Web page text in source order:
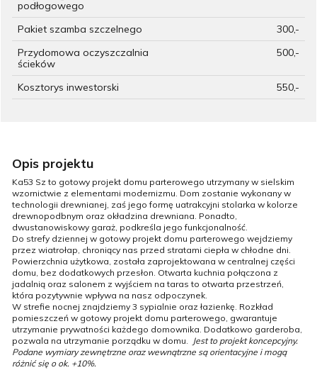
podłogowego
Pakiet szamba szczelnego
300,-
Przydomowa oczyszczalnia
ścieków
500,-
Kosztorys inwestorski 550,-
Opis projektu
Ka53 Sz to gotowy projekt domu parterowego utrzymany w sielskim
wzornictwie z elementami modernizmu. Dom zostanie wykonany w
technologii drewnianej, zaś jego formę uatrakcyjni stolarka w kolorze
drewnopodbnym oraz okładzina drewniana. Ponadto,
dwustanowiskowy garaż, podkreśla jego funkcjonalność.
Do strefy dziennej w gotowy projekt domu parterowego wejdziemy
przez wiatrołap, chroniący nas przed stratami ciepła w chłodne dni.
Powierzchnia użytkowa, została zaprojektowana w centralnej części
domu, bez dodatkowych przesłon. Otwarta kuchnia połączona z
jadalnią oraz salonem z wyjściem na taras to otwarta przestrzeń,
która pozytywnie wpływa na nasz odpoczynek.
W strefie nocnej znajdziemy 3 sypialnie oraz łazienkę. Rozkład
pomieszczeń w gotowy projekt domu parterowego, gwarantuje
utrzymanie prywatności każdego domownika. Dodatkowo garderoba,
pozwala na utrzymanie porządku w domu. Jest to projekt koncepcyjny.
Podane wymiary zewnętrzne oraz wewnątrzne są orientacyjne i mogą
różnić się o ok. +10%.